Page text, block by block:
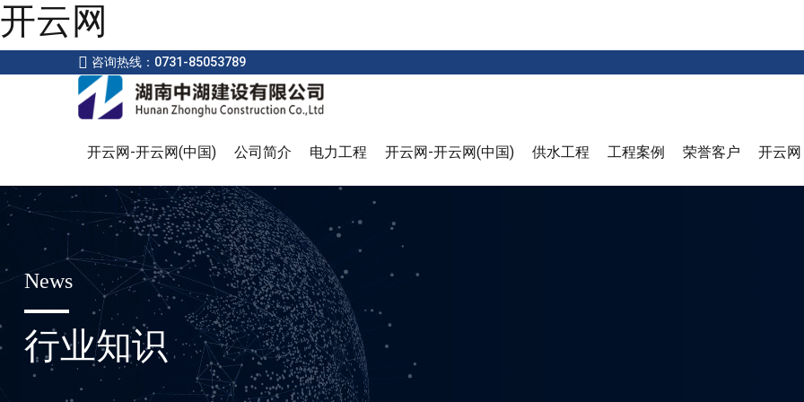
开云网
咨询热线：0731-85053789
开云网-开云网(中国) 公司简介 电力工程 开云网-开云网(中国) 供水工程 工程案例 荣誉客户 开云网
News
行业知识